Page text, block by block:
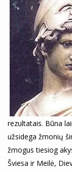
rezultatais. Būna
užsidega žmonių
žmogus tiesiog
Šviesa ir Meilė,